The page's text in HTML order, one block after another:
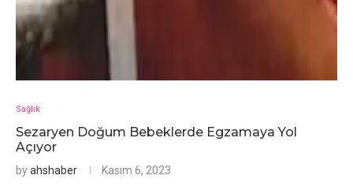
Sağlık
Sezaryen Doğum Bebeklerde Egzamaya Yol
Açıyor
byahshaber Kasım 6, 2023